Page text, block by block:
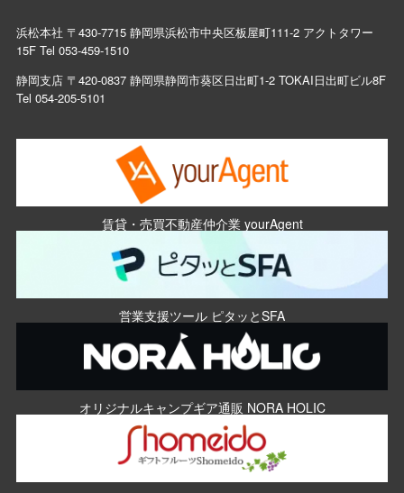
浜松本社 〒430-7715 静岡県浜松市中央区板屋町111-2 アクトタワー
15F Tel 053-459-1510
静岡支店 〒420-0837 静岡県静岡市葵区日出町1-2 TOKAI日出町ビル8F
Tel 054-205-5101
賃貸・売買不動産仲介業 yourAgent
営業支援ツール ピタッとSFA
オリジナルキャンプギア通販 NORA HOLIC